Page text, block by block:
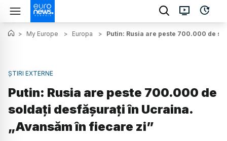
> My Europe > Europa > Putin: Rusia are peste 700.000 de
ȘTIRI EXTERNE
Putin: Rusia are peste 700.000 de
soldați desfășurați în Ucraina.
„Avansăm în fiecare zi”